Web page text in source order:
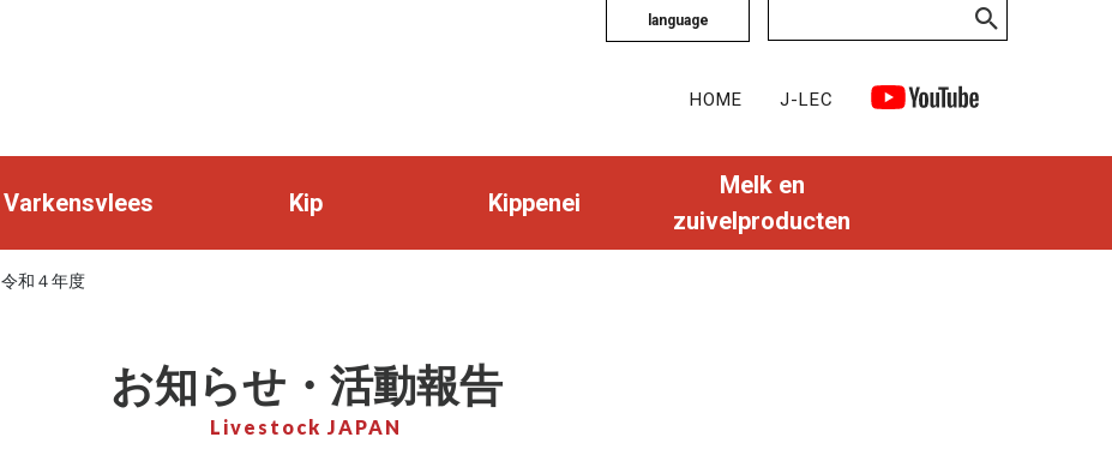
language
HOME J-LEC
Varkensvlees Kip Kippenei
Melk en
zuivelproducten
令和４年度
お知らせ・活動報告
Livestock JAPAN